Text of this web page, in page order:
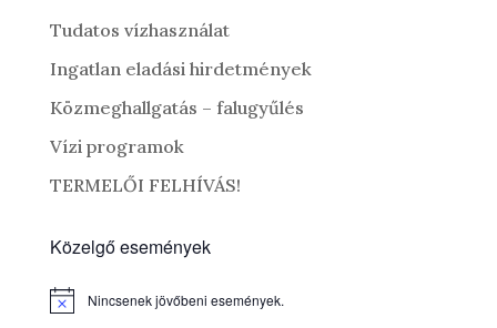
Tudatos vízhasználat
Ingatlan eladási hirdetmények
Közmeghallgatás – falugyűlés
Vízi programok
TERMELŐI FELHÍVÁS!
Közelgő események
Notice Nincsenek jövőbeni események.